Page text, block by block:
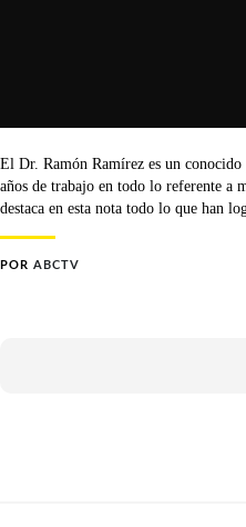
El Dr. Ramón Ramírez es un
años de trabajo en todo lo referente a
destaca en esta nota todo lo que han
POR ABCTV